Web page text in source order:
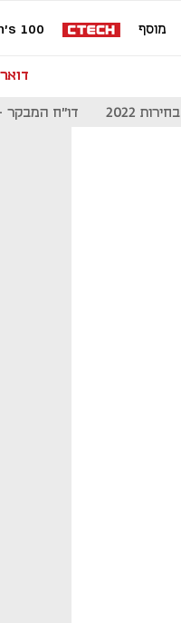
מוסף 100
בחירות 2022 דו"ח המבקר